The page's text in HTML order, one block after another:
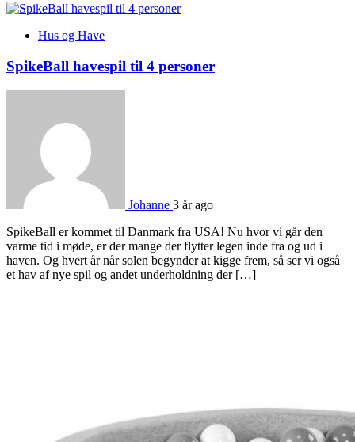
Hus og Have
SpikeBall havespil til 4 personer
Johanne 3 år ago
SpikeBall er kommet til Danmark fra USA! Nu hvor vi går den
varme tid i møde, er der mange der flytter legen inde fra og ud i
haven. Og hvert år når solen begynder at kigge frem, så ser vi også
et hav af nye spil og andet underholdning der […]